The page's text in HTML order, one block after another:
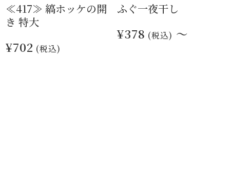
≪417≫ 縞ホッケの開
き 特大
¥702 (税込)
ふぐ一夜干し
¥378 (税込) ～